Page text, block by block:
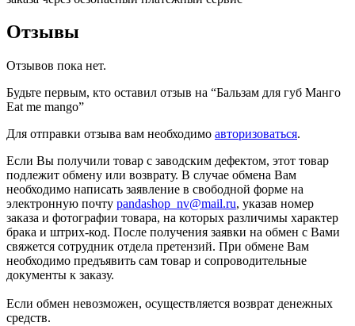
Отзывы
Отзывов пока нет.
Будьте первым, кто оставил отзыв на “Бальзам для губ Манго
Eat me mango”
Для отправки отзыва вам необходимо авторизоваться.
Если Вы получили товар с заводским дефектом, этот товар
подлежит обмену или возврату. В случае обмена Вам
необходимо написать заявление в свободной форме на
электронную почту pandashop_nv@mail.ru, указав номер
заказа и фотографии товара, на которых различимы характер
брака и штрих-код. После получения заявки на обмен с Вами
свяжется сотрудник отдела претензий. При обмене Вам
необходимо предъявить сам товар и сопроводительные
документы к заказу.
Если обмен невозможен, осуществляется возврат денежных
средств.